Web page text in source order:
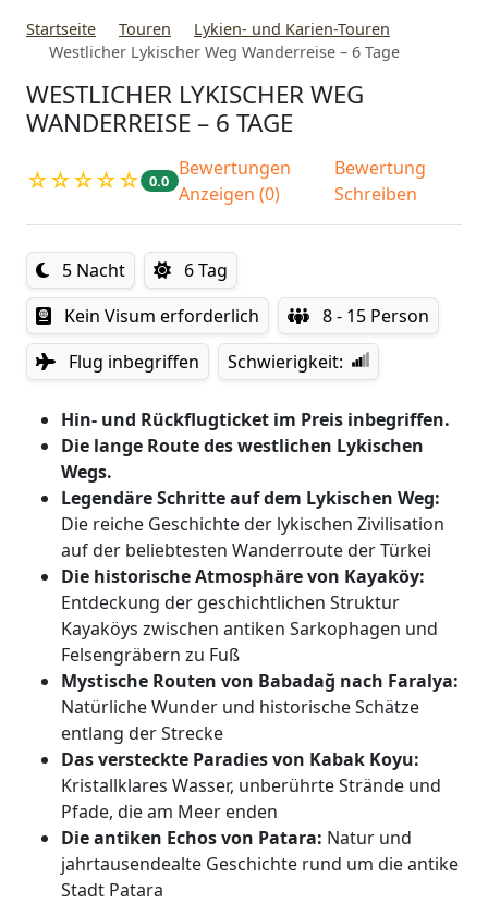
Startseite Touren
Lykien- und Karien-Touren
Westlicher Lykischer Weg Wanderreise – 6 Tage
WESTLICHER LYKISCHER WEG
WANDERREISE – 6 TAGE
☆☆☆☆☆ 0.0
Bewertungen
Anzeigen (0)
Bewertung
Schreiben
5 Nacht
6 Tag
Kein Visum erforderlich
8 - 15 Person
Flug inbegriffen
Schwierigkeit:
Hin- und Rückflugticket im Preis inbegriffen.
Die lange Route des westlichen Lykischen
Wegs.
Legendäre Schritte auf dem Lykischen Weg:
Die reiche Geschichte der lykischen Zivilisation
auf der beliebtesten Wanderroute der Türkei
Die historische Atmosphäre von Kayaköy:
Entdeckung der geschichtlichen Struktur
Kayaköys zwischen antiken Sarkophagen und
Felsengräbern zu Fuß
Mystische Routen von Babadağ nach Faralya:
Natürliche Wunder und historische Schätze
entlang der Strecke
Das versteckte Paradies von Kabak Koyu:
Kristallklares Wasser, unberührte Strände und
Pfade, die am Meer enden
Die antiken Echos von Patara: Natur und
jahrtausendealte Geschichte rund um die antike
Stadt Patara